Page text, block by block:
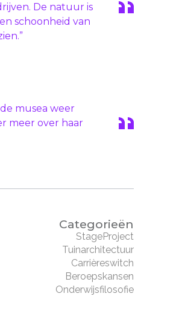
De natuur is
schoonheid van
musea weer
meer over haar
Categorieën
StageProject
Tuinarchitectuur
Carrièreswitch
Beroepskansen
Onderwijsfilosofie